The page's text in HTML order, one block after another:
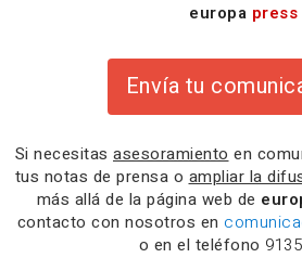
europa press
Envía tu
Si necesitas asesoramiento en
tus notas de prensa o ampliar la
más allá de la página web de
contacto con nosotros en
o en el teléfono